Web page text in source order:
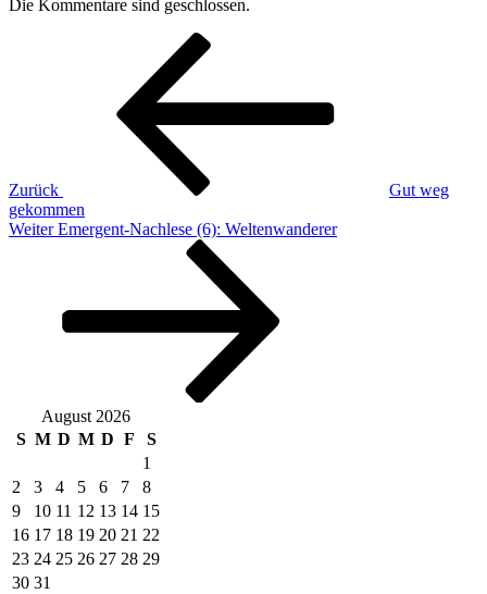
Die Kommentare sind geschlossen.
Beitragsnavigation
Zurück
Gut weg
gekommen
Nächster
Weiter Emergent-Nachlese (6): Weltenwanderer
August 2026
S M D M D F
S
1
2
3 4 5 6 7
8
9
10 11 12 13 14 15
16 17 18 19 20 21 22
23 24 25 26 27 28 29
30 31